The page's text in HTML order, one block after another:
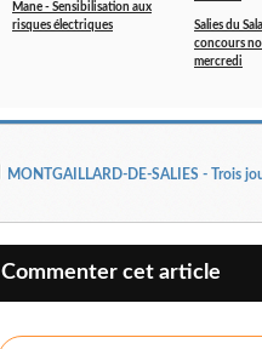
Mane - Sensibilisation aux
risques électriques
Salies du
concours
mercredi
Commenter cet article